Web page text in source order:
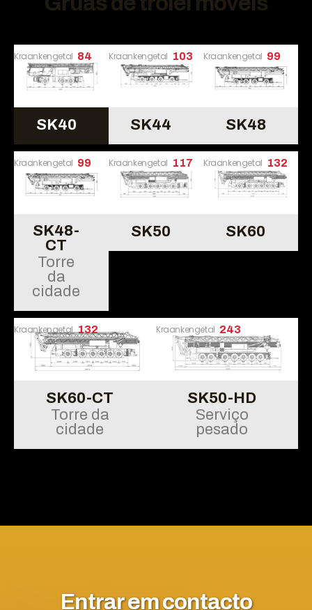
Kraankengetal 84
SK40
Kraankengetal 103
SK44
Kraankengetal 99
SK48
Kraankengetal 99
SK48-
CT
Torre
da
cidade
Kraankengetal 117
SK50
Kraankengetal 132
SK60
Kraankengetal 132
SK60-CT
Torre da
cidade
Kraankengetal 243
SK50-HD
Serviço
pesado
Entrar em contacto